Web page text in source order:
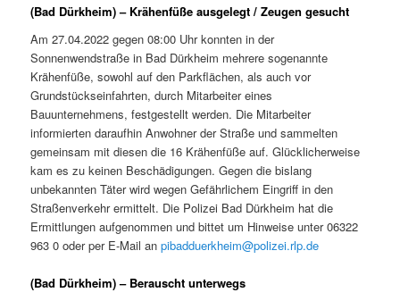
(Bad Dürkheim) – Krähenfüße ausgelegt / Zeugen gesucht
Am 27.04.2022 gegen 08:00 Uhr konnten in der
Sonnenwendstraße in Bad Dürkheim mehrere sogenannte
Krähenfüße, sowohl auf den Parkflächen, als auch vor
Grundstückseinfahrten, durch Mitarbeiter eines
Bauunternehmens, festgestellt werden. Die Mitarbeiter
informierten daraufhin Anwohner der Straße und sammelten
gemeinsam mit diesen die 16 Krähenfüße auf. Glücklicherweise
kam es zu keinen Beschädigungen. Gegen die bislang
unbekannten Täter wird wegen Gefährlichem Eingriff in den
Straßenverkehr ermittelt. Die Polizei Bad Dürkheim hat die
Ermittlungen aufgenommen und bittet um Hinweise unter 06322
963 0 oder per E-Mail anpibadduerkheim@polizei.rlp.de
(Bad Dürkheim) – Berauscht unterwegs